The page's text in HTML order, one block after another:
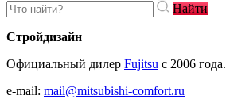
Найти
Стройдизайн
Официальный дилер Fujitsu c 2006 года.
e-mail: mail@mitsubishi-comfort.ru